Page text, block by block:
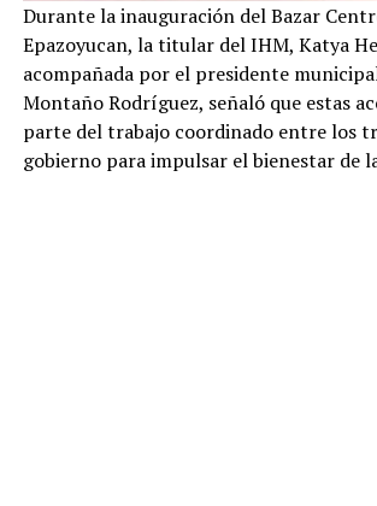
Durante la inauguración del Bazar
Epazoyucan, la titular del IHM, Katya
acompañada por el presidente
Montaño Rodríguez, señaló que estas
parte del trabajo coordinado entre los
gobierno para impulsar el bienestar de